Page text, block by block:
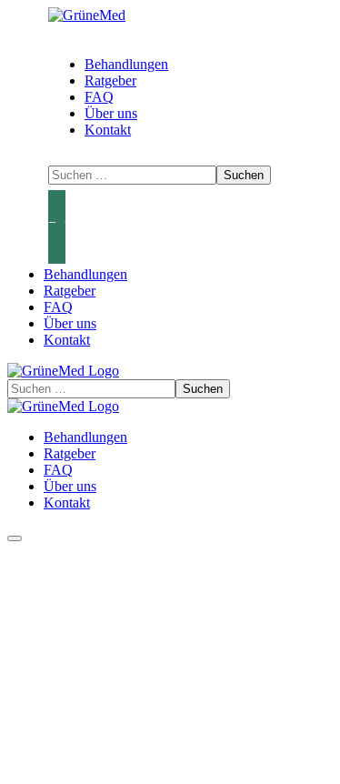
Behandlungen
Ratgeber
FAQ
Über uns
Kontakt
Behandlungen
Behandlungen
Ratgeber
FAQ
Über uns
Kontakt
Behandlungen
Ratgeber
FAQ
Über uns
Kontakt